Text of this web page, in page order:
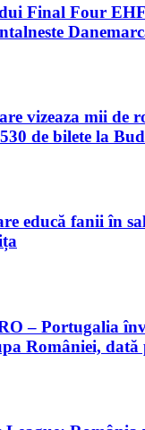
Final Four
vizeaza mii de
de bilete la
educă fanii în
– Portugalia
României, dată